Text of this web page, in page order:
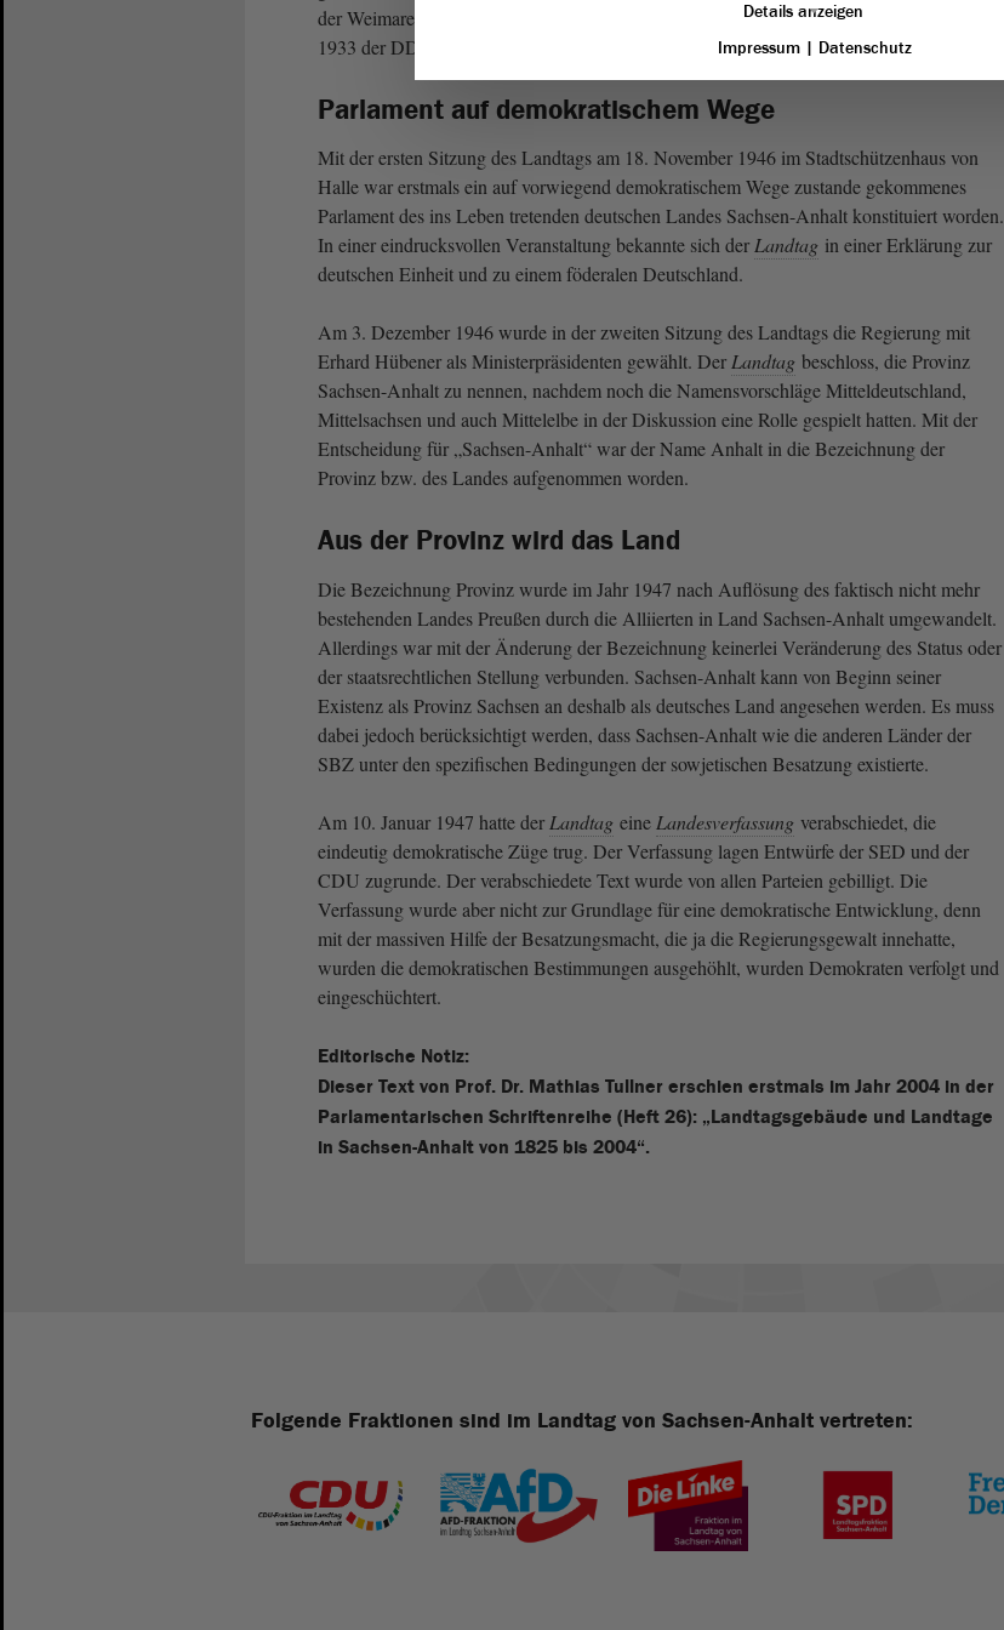
der Weimarer
gewesen war. Hübener war nach 1945 Mitglied der LDP und vor
1933 der DDP bzw. der Staatspartei.
Parlament auf demokratischem Wege
Mit der ersten Sitzung des Landtags am 18. November 1946 im Stadtschüt­zenhaus von
Halle war erstmals ein auf vorwiegend demokratischem Wege zustande gekommenes
Parlament des ins Leben tretenden deutschen Landes Sachsen-Anhalt konstituiert worden.
In einer eindrucksvollen Veranstaltung bekannte sich der Landtag in einer Erklärung zur
deutschen Einheit und zu einem föderalen Deutschland.
Am 3. Dezember 1946 wurde in der zweiten Sitzung des Landtags die Re­gierung mit
Erhard Hübener als Ministerpräsidenten gewählt. Der Landtag beschloss, die Provinz
Sachsen-Anhalt zu nennen, nachdem noch die Namensvorschläge Mitteldeutschland,
Mittelsachsen und auch Mit­telelbe in der Diskussion eine Rolle gespielt hatten. Mit der
Entscheidung für „Sachsen-Anhalt“ war der Name Anhalt in die Bezeichnung der
Provinz bzw. des Landes aufgenommen worden.
Aus der Provinz wird das Land
Die Bezeichnung Provinz wurde im Jahr 1947 nach Auflösung des faktisch nicht mehr
bestehenden Landes Preußen durch die Alliierten in Land Sachsen-Anhalt umgewandelt.
Allerdings war mit der Änderung der Bezeichnung keinerlei Veränderung des Status oder
der staatsrechtlichen Stellung verbunden. Sachsen-Anhalt kann von Beginn seiner
Existenz als Provinz Sachsen an deshalb als deutsches Land angesehen werden. Es muss
dabei jedoch berücksichtigt werden, dass Sachsen-Anhalt wie die anderen Länder der
SBZ unter den spezifischen Bedingungen der sowje­tischen Besatzung existierte.
Am 10. Januar 1947 hatte der Landtag eine Landesverfassung verabschie­det, die
eindeutig demokratische Züge trug. Der Verfassung lagen Entwürfe der SED und der
CDU zugrunde. Der verabschiedete Text wurde von allen Parteien gebilligt. Die
Verfassung wurde aber nicht zur Grundlage für eine demokratische Entwicklung, denn
mit der massiven Hilfe der Besatzungsmacht, die ja die Regierungsgewalt innehatte,
wurden die demokratischen Bestimmungen ausgehöhlt, wurden Demokraten verfolgt und
eingeschüchtert.
Editorische Notiz:
Dieser Text von Prof. Dr. Mathias Tullner erschien erstmals im Jahr 2004 in der
Parlamentarischen Schriftenreihe (Heft 26): „Landtagsgebäude und Landtage
in Sachsen-Anhalt von 1825 bis 2004“.
Folgende Fraktionen sind im Landtag von Sachsen-Anhalt vertreten:
Details anzeigen
Impressum | Datenschutz